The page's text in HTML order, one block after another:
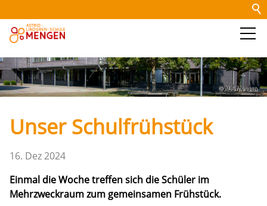
Startseite Kontakt
Aktuelles
Schul-Team
Unser Schulfrühstück
16. Dez 2024
Einmal die Woche treffen sich die Schüler im
Mehrzweckraum zum gemeinsamen Frühstück.